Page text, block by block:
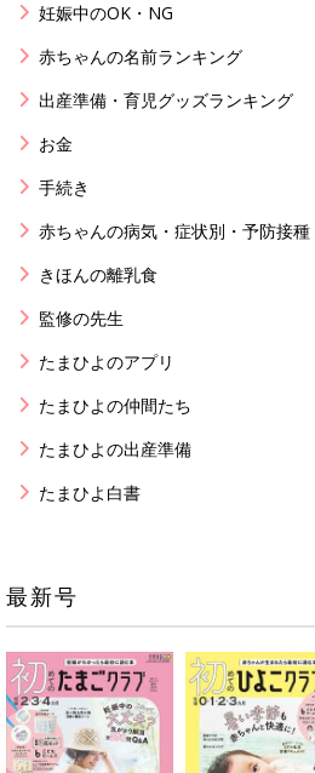
妊娠中のOK・NG
赤ちゃんの名前ランキング
出産準備・育児グッズランキング
お金
手続き
赤ちゃんの病気・症状別・予防接種
きほんの離乳食
監修の先生
たまひよのアプリ
たまひよの仲間たち
たまひよの出産準備
たまひよ白書
最新号